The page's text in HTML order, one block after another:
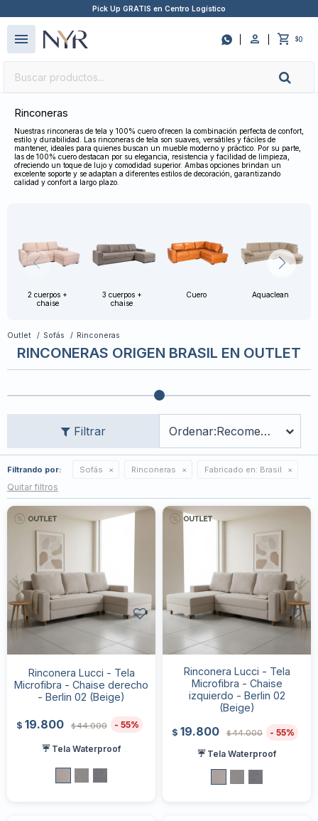
Pick Up GRATIS en Centro Logístico
 $0
menu
Rinconeras
Nuestras rinconeras de tela y 100% cuero ofrecen la combinación perfecta de confort,
estilo y durabilidad. Las rinconeras de tela son suaves, versátiles y fáciles de
mantener, ideales para quienes buscan un mueble moderno y práctico. Por su parte,
las de 100% cuero destacan por su elegancia, resistencia y facilidad de limpieza,
ofreciendo un toque de lujo y comodidad superior. Ambas opciones brindan un
excelente soporte y se adaptan a diferentes estilos de decoración, garantizando
calidad y confort a largo plazo.
2 cuerpos +
chaise
3 cuerpos +
chaise
Cuero Aquaclean
Outlet Sofás Rinconeras
RINCONERAS ORIGEN BRASIL EN OUTLET
Recomendados
Filtrando por: Sofás Rinconeras Fabricado en: Brasil
Quitar filtros
Rinconera Lucci - Tela
Microfibra - Chaise derecho
- Berlin 02 (Beige)
$ 19.800 $44.000 55
☔ Tela Waterproof
Rinconera Lucci - Tela
Microfibra - Chaise
izquierdo - Berlin 02
(Beige)
$ 19.800 $44.000
55
☔ Tela Waterproof
close